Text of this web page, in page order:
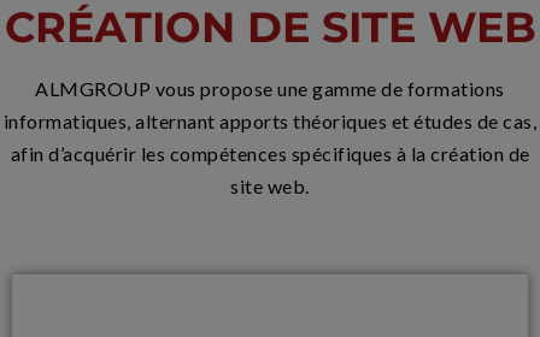
CRÉATION DE SITE WEB
ALMGROUP vous propose une gamme de formations
informatiques, alternant apports théoriques et études de cas,
afin d’acquérir les compétences spécifiques à la création de
site web.